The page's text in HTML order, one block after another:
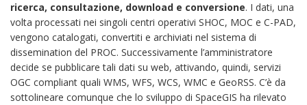
ricerca, consultazione, download e conversione. I dati, una
volta processati nei singoli centri operativi SHOC, MOC e C-PAD,
vengono catalogati, convertiti e archiviati nel sistema di
dissemination del PROC. Successivamente l’amministratore
decide se pubblicare tali dati su web, attivando, quindi, servizi
OGC compliant quali WMS, WFS, WCS, WMC e GeoRSS. C’è da
sottolineare comunque che lo sviluppo di SpaceGIS ha rilevato